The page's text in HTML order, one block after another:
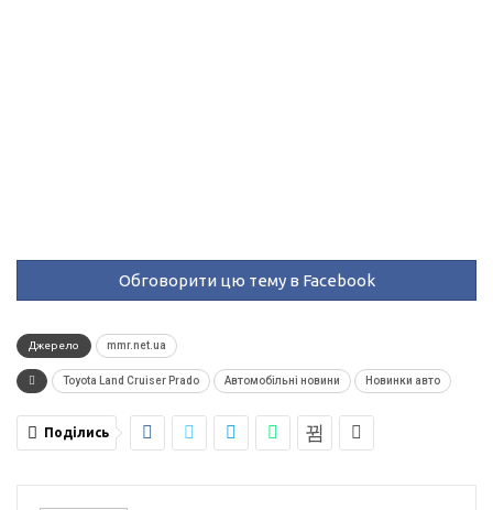
Обговорити цю тему в Facebook
Джерело mmr.net.ua
Toyota Land Cruiser Prado Автомобільні новини Новинки авто
Поділись